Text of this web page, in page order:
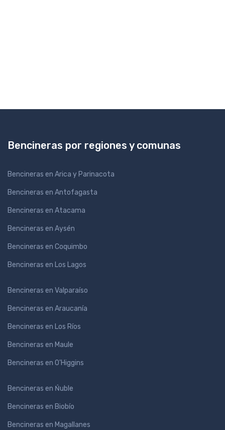
Bencineras por regiones y comunas
Bencineras en Arica y Parinacota
Bencineras en Antofagasta
Bencineras en Atacama
Bencineras en Aysén
Bencineras en Coquimbo
Bencineras en Los Lagos
Bencineras en Valparaíso
Bencineras en Araucanía
Bencineras en Los Ríos
Bencineras en Maule
Bencineras en O'Higgins
Bencineras en Ńuble
Bencineras en Biobío
Bencineras en Magallanes